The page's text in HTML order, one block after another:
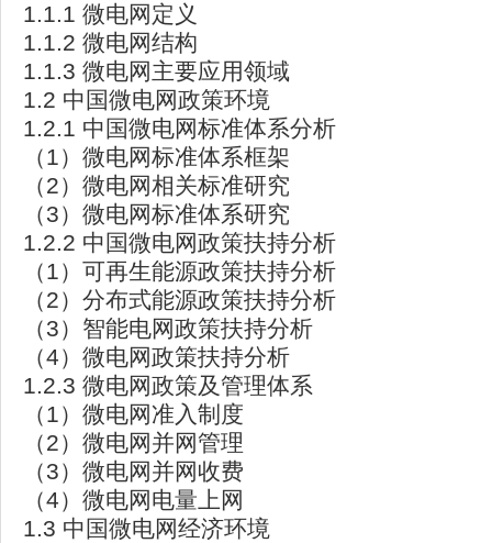
1.1.1 微电网定义
1.1.2 微电网结构
1.1.3 微电网主要应用领域
1.2 中国微电网政策环境
1.2.1 中国微电网标准体系分析
（1）微电网标准体系框架
（2）微电网相关标准研究
（3）微电网标准体系研究
1.2.2 中国微电网政策扶持分析
（1）可再生能源政策扶持分析
（2）分布式能源政策扶持分析
（3）智能电网政策扶持分析
（4）微电网政策扶持分析
1.2.3 微电网政策及管理体系
（1）微电网准入制度
（2）微电网并网管理
（3）微电网并网收费
（4）微电网电量上网
1.3 中国微电网经济环境